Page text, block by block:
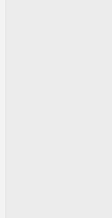
1377089575088-